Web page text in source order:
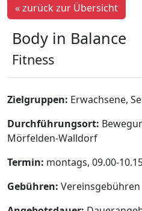
« zurück zur Übersicht
Body in Balance
Fitness
Zielgruppen: Erwachsene,
Durchführungsort:
Mörfelden-Walldorf
Termin: montags, 09.00-
Gebühren: Vereinsgebühren